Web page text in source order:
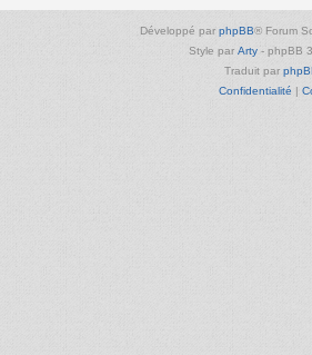
Développé par phpBB® Forum
Style par Arty - phpBB
Traduit par
Confidentialité |